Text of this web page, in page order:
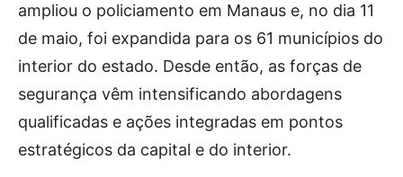
ampliou o policiamento em Manaus e, no dia 11
de maio, foi expandida para os 61 municípios do
interior do estado. Desde então, as forças de
segurança vêm intensificando abordagens
qualificadas e ações integradas em pontos
estratégicos da capital e do interior.